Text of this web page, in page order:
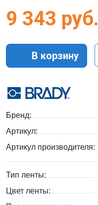
9 343 руб.
В корзину
Бренд:
Артикул:
Артикул производителя:
Тип ленты:
Цвет ленты: